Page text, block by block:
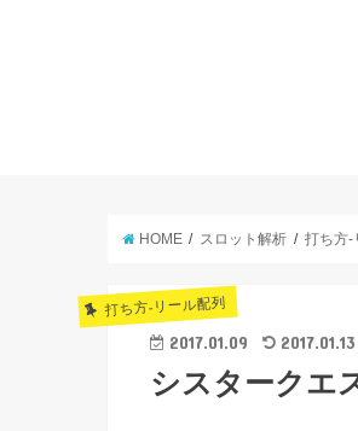
HOME スロット解析 打ち方-
打ち方-リール配列
2017.01.09 2017.01.13
シスタークエ